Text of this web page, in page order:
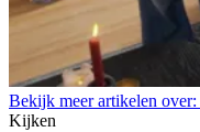
Bekijk meer artikelen over:
Kijken